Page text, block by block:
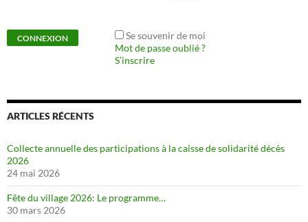
Se souvenir de moi
Mot de passe oublié ?
S’inscrire
ARTICLES RÉCENTS
Collecte annuelle des participations à la caisse de solidarité décès
2026
24 mai 2026
Fête du village 2026: Le programme…
30 mars 2026